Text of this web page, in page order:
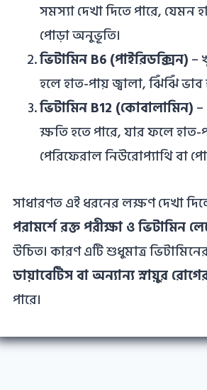
সমস্যা দেখা দিতে পারে, যেমন
পোড়া অনুভূতি।
ভিটামিন B6 (পাইরিডক্সিন)–
হলে হাত-পায় জ্বালা, ঝিঁঝিঁ ভাব
ভিটামিন B12 (কোবালামিন)
ক্ষতি হতে পারে, যার ফলে
পেরিফেরাল নিউরোপ্যাথি বা
সাধারণত এই ধরনের লক্ষণ দেখা
পরামর্শে রক্ত পরীক্ষা ও ভিটামিন
উচিত। কারণ এটি শুধুমাত্র
ডায়াবেটিস বা অন্যান্য স্নায়ুর
পারে।